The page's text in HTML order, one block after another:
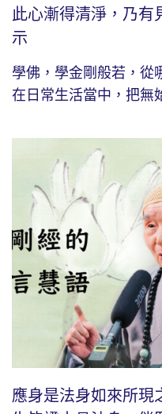
此心漸得清淨，乃有
示
學佛，學金剛般若，從
在日常生活當中，把
應身是法身如來所現